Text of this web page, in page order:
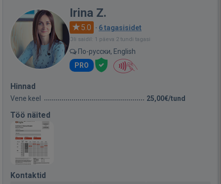
Irina Z.
5.0 · 6 tagasisidet
Oli saidil: 1 päeva 2 tundi tagasi
По-русски, English
PRO
Hinnad
Vene keel 25,00€/tund
Töö näited
Kontaktid